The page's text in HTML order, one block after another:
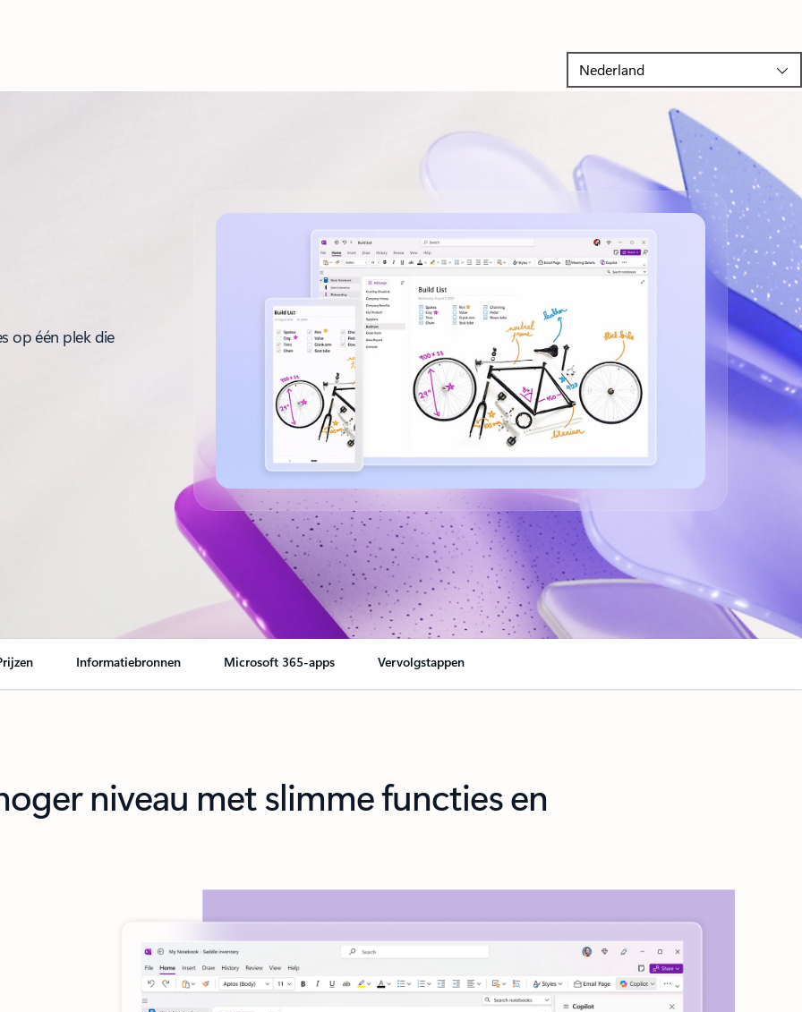
op één plek die
Informatiebronnen Microsoft 365-apps Vervolgstappen
niveau met slimme functies en